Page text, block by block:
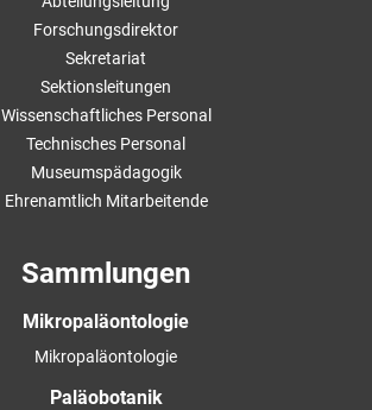
Forschungsdirektor
Sekretariat
Sektionsleitungen
Wissenschaftliches Personal
Technisches Personal
Museumspädagogik
Ehrenamtlich Mitarbeitende
Sammlungen
Mikropaläontologie
Mikropaläontologie
Paläobotanik